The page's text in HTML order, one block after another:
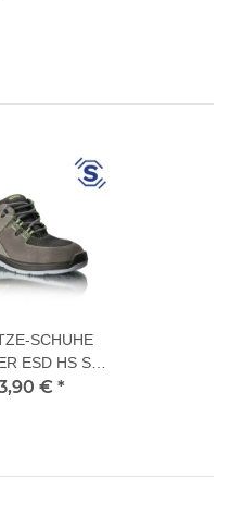
SCHUHE
ESD HS S3
46 L € *